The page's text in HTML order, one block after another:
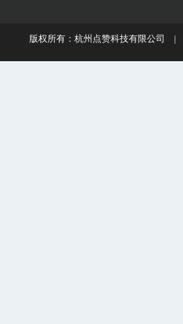
版权所有：杭州点赞科技有限公司